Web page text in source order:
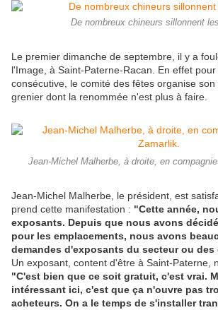
De nombreux chineurs sillonnent
Le premier dimanche de septembre, il y a
l'Image, à Saint-Paterne-Racan. En effet
consécutive, le comité des fêtes organise
grenier dont la renommée n'est plus à faire.
Jean-Michel Malherbe, à droite, en
Jean-Michel Malherbe, le président, est
prend cette manifestation : "Cette année,
exposants. Depuis que nous avons
pour les emplacements, nous avons
demandes d'exposants du secteur ou des
Un exposant, content d'être à Saint-Paterne,
"C'est bien que ce soit gratuit, c'est vrai.
intéressant ici, c'est que ça n'ouvre pas
acheteurs. On a le temps de s'installer